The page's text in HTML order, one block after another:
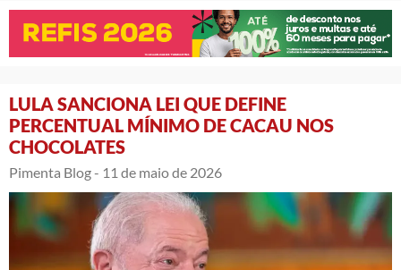
LULA SANCIONA LEI QUE DEFINE
PERCENTUAL MÍNIMO DE CACAU NOS
CHOCOLATES
Pimenta Blog - 11 de maio de 2026